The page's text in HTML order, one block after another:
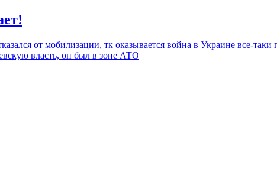
от мобилизации, тк оказывается война в Украине все-
власть, он был в зоне АТО